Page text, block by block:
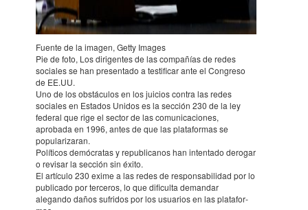
Fuente de la imagen, Getty Images
Pie de foto, Los dirigen­tes de las compa­ñías de redes
socia­les se han presen­tado a testi­fi­car ante el Congreso
de EE.UU.
Uno de los obstáculos en los juicios contra las redes
socia­les en Esta­dos Unidos es la sección 230 de la ley
fede­ral que rige el sector de las comu­ni­ca­cio­nes,
aprobada en 1996, antes de que las plata­for­mas se
popula­riza­ran.
Políti­cos demó­c­ra­tas y repu­bli­ca­nos han inten­tado derogar
o revi­sar la sección sin éxito.
El artículo 230 exime a las redes de respon­sa­bi­li­dad por lo
publi­cado por terce­ros, lo que difi­culta deman­dar
alegando daños sufri­dos por los usua­rios en las plata­for­